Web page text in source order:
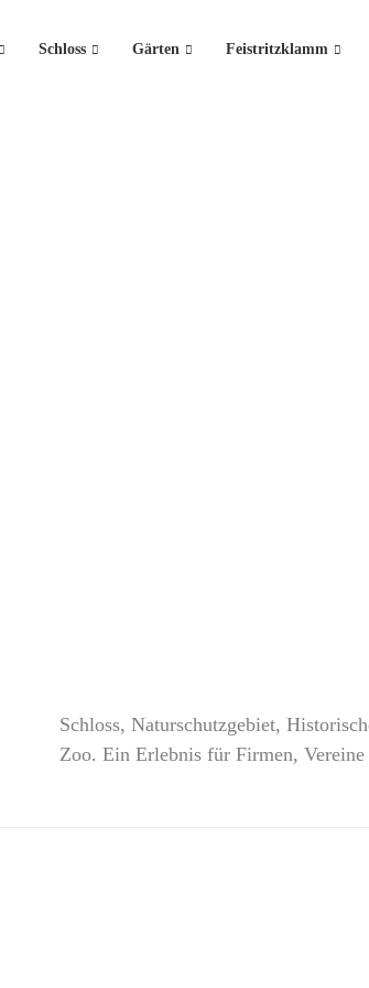
Schloss Gärten Feistritzklamm
Schloss, Naturschutzgebiet,
Zoo. Ein Erlebnis für Firmen,